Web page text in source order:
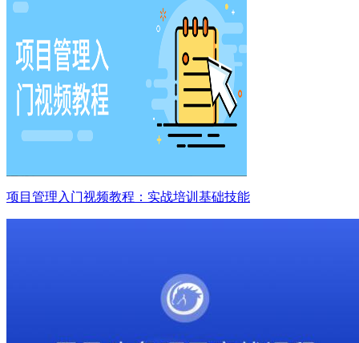
项目管理入门视频教程：实战培训基础技能